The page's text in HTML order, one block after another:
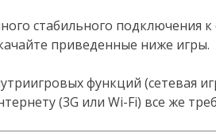
стабильного подключения к
приведенные ниже игры.
функций (сетевая
(3G или Wi-Fi) все же